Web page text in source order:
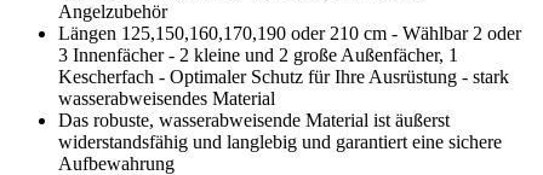
Angelzubehör
Längen 125,150,160,170,190 oder 210 cm - Wählbar 2 oder
3 Innenfächer - 2 kleine und 2 große Außenfächer, 1
Kescherfach - Optimaler Schutz für Ihre Ausrüstung - stark
wasserabweisendes Material
Das robuste, wasserabweisende Material ist äußerst
widerstandsfähig und langlebig und garantiert eine sichere
Aufbewahrung